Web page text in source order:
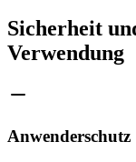
Sicherheit
Verwendung
Anwenderschutz